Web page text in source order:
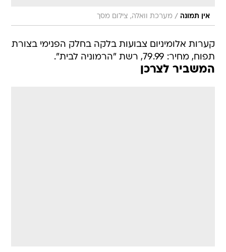
אין תמונה / מערכת וואלה, צילום מסך
קערות אלומיניום צבועות בלקה בחלק הפנימי בצורת
תפוח, מחיר: 79.99, רשת "הרמוניה לבית".
המשביר לצרכן